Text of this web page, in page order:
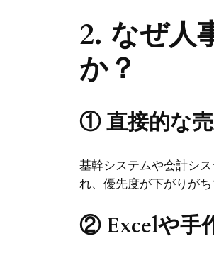
2. なぜ人
か？
① 直接的な
基幹システムや会計シス
れ、優先度が下がりがち
② Excelや手